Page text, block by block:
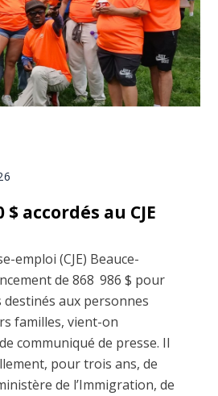
$ accordés au CJE
emploi (CJE) Beauce-
de 868 986 $ pour
aux personnes
familles, vient-on
communiqué de presse. Il
pour trois ans, de
de l’Immigration, de